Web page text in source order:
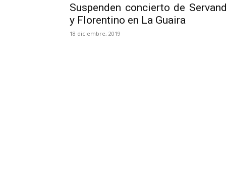
Suspenden concierto de
y Florentino en La Guaira
18 diciembre, 2019